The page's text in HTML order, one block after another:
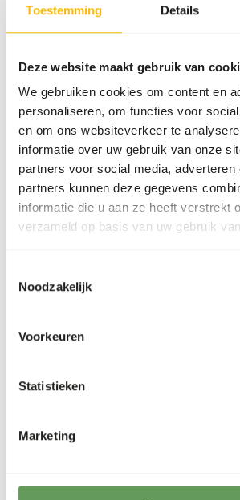
Toestemming Details
Deze website maakt gebruik van
We gebruiken cookies om content en
personaliseren, om functies voor
en om ons websiteverkeer te
informatie over uw gebruik van onze
partners voor social media, adverteren
partners kunnen deze gegevens
informatie die u aan ze heeft verstrekt
verzameld op basis van uw gebruik
Noodzakelijk
Voorkeuren
Statistieken
Marketing
Bloat
Obesity
Excessive hoof growth
Additional advice
Supplement the diet with
fermentation in the hindgut
values of (wild) fruits and
read
enrichment and foraging
Back to database